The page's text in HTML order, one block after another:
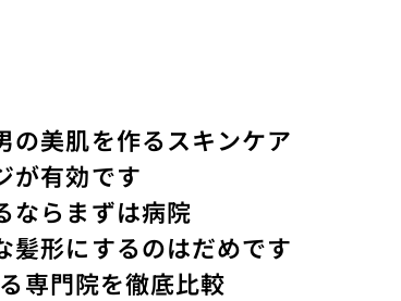
の美肌を作るスキンケア
が有効です
ならまずは病院
髪形にするのはだめです
専門院を徹底比較